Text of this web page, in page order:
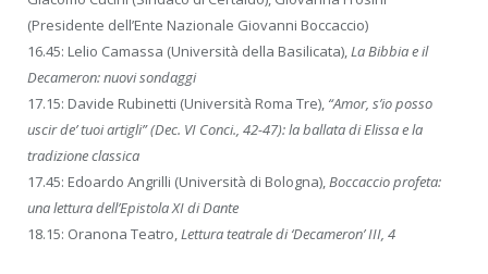
(Presidente dell’Ente Nazionale Giovanni Boccaccio)
16.45: Lelio Camassa (Università della Basilicata),La Bibbia e il
Decameron: nuovi sondaggi
17.15: Davide Rubinetti (Università Roma Tre), “Amor, s’io posso
uscir de’ tuoi artigli” (Dec. VI Conci., 42-47): la ballata di Elissa e la
tradizione classica
17.45: Edoardo Angrilli (Università di Bologna),Boccaccio profeta:
una lettura dell’Epistola XI di Dante
18.15: Oranona Teatro,Lettura teatrale di ‘Decameron’ III, 4